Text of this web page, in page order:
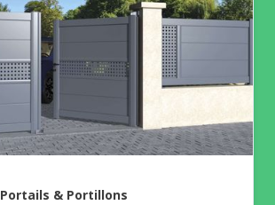
Portails & Portillons